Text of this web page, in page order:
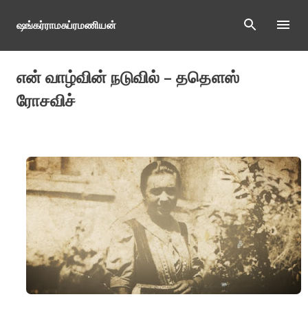
Skip to main content
ஷங்கர்ராமசுப்ரமணியன்
என் வாழ்வின் நடுவில் – ததௌஸ்
ரோசவிச்